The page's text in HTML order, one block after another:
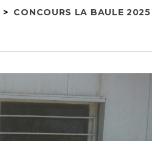
> CONCOURS LA BAULE 2025